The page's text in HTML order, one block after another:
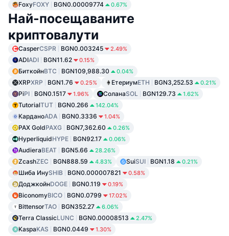
FoxyFOXY BGN0.00009774 0.67%
Най-посещаваните
криптовалути
CasperCSPR BGN0.003245 2.49%
ADIADI BGN11.62 0.15%
БиткойнBTC BGN109,988.30 0.04%
XRPXRP BGN1.76 0.25% ЕтериумETH BGN3,252.53 0.21%
PiPI BGN0.1517 1.96% СоланаSOL BGN129.73 1.62%
TutorialTUT BGN0.266 142.04%
КарданоADA BGN0.3336 1.04%
PAX GoldPAXG BGN7,362.60 0.26%
HyperliquidHYPE BGN92.17 0.06%
AudieraBEAT BGN5.66 28.26%
ZcashZEC BGN888.59 4.83% SuiSUI BGN1.18 0.21%
Шиба ИнуSHIB BGN0.000007821 0.58%
ДоджкойнDOGE BGN0.119 0.19%
BiconomyBICO BGN0.0799 17.02%
BittensorTAO BGN352.27 6.06%
Terra ClassicLUNC BGN0.00008513 2.47%
KaspaKAS BGN0.0449 1.30%